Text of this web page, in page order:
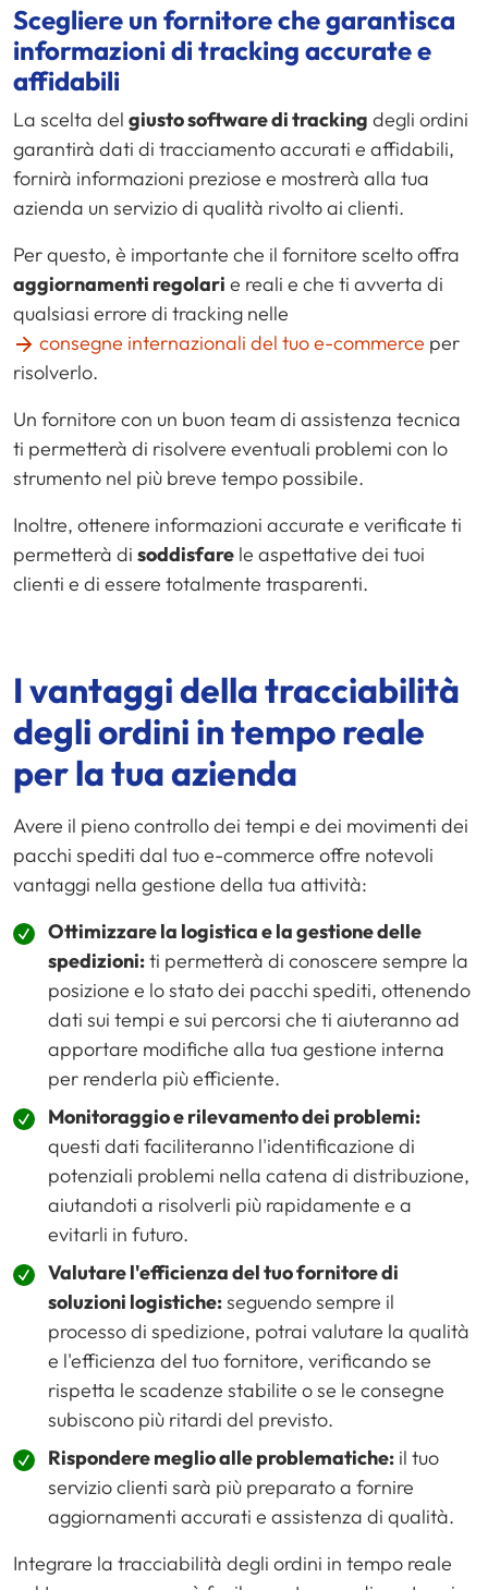
Scegliere un fornitore che garantisca
informazioni di tracking accurate e
affidabili
La scelta del giusto software di tracking degli ordini
garantirà dati di tracciamento accurati e affidabili,
fornirà informazioni preziose e mostrerà alla tua
azienda un servizio di qualità rivolto ai clienti.
Per questo, è importante che il fornitore scelto offra
aggiornamenti regolari e reali e che ti avverta di
qualsiasi errore di tracking nelle
consegne internazionali del tuo e-commerce per
risolverlo.
Un fornitore con un buon team di assistenza tecnica
ti permetterà di risolvere eventuali problemi con lo
strumento nel più breve tempo possibile.
Inoltre, ottenere informazioni accurate e verificate ti
permetterà di soddisfare le aspettative dei tuoi
clienti e di essere totalmente trasparenti.
I vantaggi della tracciabilità
degli ordini in tempo reale
per la tua azienda
Avere il pieno controllo dei tempi e dei movimenti dei
pacchi spediti dal tuo e-commerce offre notevoli
vantaggi nella gestione della tua attività:
Ottimizzare la logistica e la gestione delle
spedizioni:ti permetterà di conoscere sempre la
posizione e lo stato dei pacchi spediti, ottenendo
dati sui tempi e sui percorsi che ti aiuteranno ad
apportare modifiche alla tua gestione interna
per renderla più efficiente.
Monitoraggio e rilevamento dei problemi:
questi dati faciliteranno l'identificazione di
potenziali problemi nella catena di distribuzione,
aiutandoti a risolverli più rapidamente e a
evitarli in futuro.
Valutare l'efficienza del tuo fornitore di
soluzioni logistiche:seguendo sempre il
processo di spedizione, potrai valutare la qualità
e l'efficienza del tuo fornitore, verificando se
rispetta le scadenze stabilite o se le consegne
subiscono più ritardi del previsto.
Rispondere meglio alle problematiche: il tuo
servizio clienti sarà più preparato a fornire
aggiornamenti accurati e assistenza di qualità.
Integrare la tracciabilità degli ordini in tempo reale